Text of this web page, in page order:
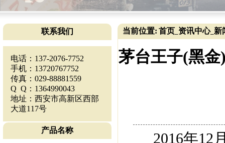
联系我们
电话：137-2076-7752
手机：13720767752
传真：029-88881559
Q Q：1364990043
地址：西安市高新区西部
大道117号
产品名称
当前位置: 首页 资讯中心_ 新
茅台王子(黑
2016年12月